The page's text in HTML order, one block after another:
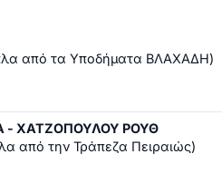
από τα Υποδήματα ΒΛΑΧΑΔΗ)
- ΧΑΤΖΟΠΟΥΛΟΥ ΡΟΥΘ
από την Τράπεζα Πειραιώς)